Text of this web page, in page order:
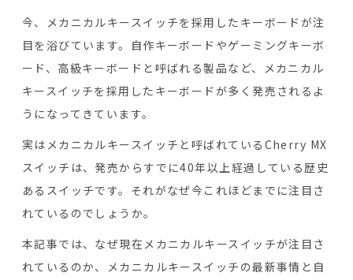
今、メカニカルキースイッチを採用したキーボードが注
目を浴びています。自作キーボードやゲーミングキーボ
ード、高級キーボードと呼ばれる製品など、メカニカル
キースイッチを採用したキーボードが多く発売されるよ
うになってきています。
実はメカニカルキースイッチと呼ばれているCherry MX
スイッチは、発売からすでに40年以上経過している歴史
あるスイッチです。それがなぜ今これほどまでに注目さ
れているのでしょうか。
本記事では、なぜ現在メカニカルキースイッチが注目さ
れているのか、メカニカルキースイッチの最新事情と自